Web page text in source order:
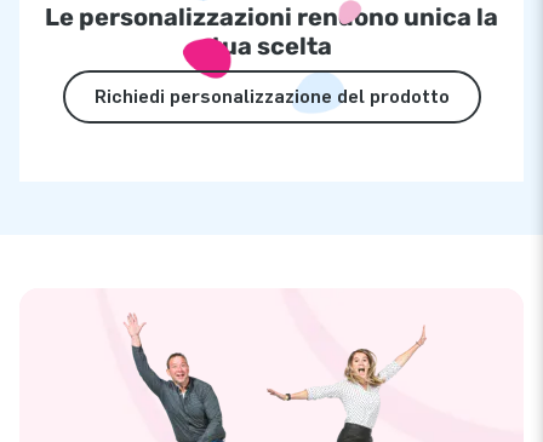
Le personalizzazioni rendono unica la
tua scelta
Richiedi personalizzazione del prodotto